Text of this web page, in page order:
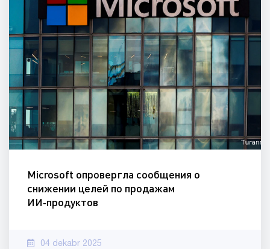
Microsoft опровергла сообщения о
снижении целей по продажам
ИИ‑продуктов
04 dekabr 2025